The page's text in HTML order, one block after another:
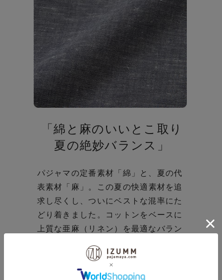
「綿と麻のいいとこ取り
夏の絶妙バランス」
パジャマの定番素材「綿」と、夏の代
表素材「麻」。
この夏の快適素材を追
求し尽くし、ついにベストな混率にた
どり着きました。
コットンをベースに
上質な亜麻（リネン）を最適なバラン
み合わせで生まれるサラッとした風合
い＆軽くて涼しげな素材感は格別！